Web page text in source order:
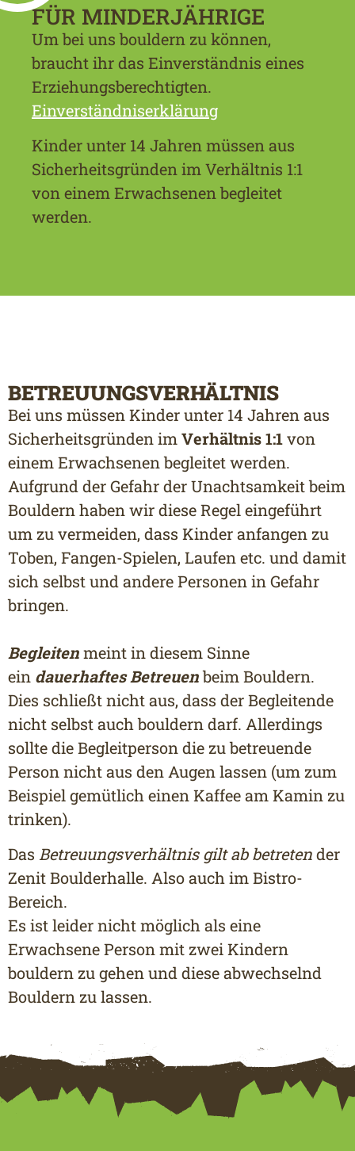
FÜR MINDERJÄHRIGE
Um bei uns bouldern zu können,
braucht ihr das Einverständnis eines
Erziehungsberechtigten.
Einverständniserklärung
Kinder unter 14 Jahren müssen aus
Sicherheitsgründen im Verhältnis 1:1
von einem Erwachsenen begleitet
werden.
BETREUUNGSVERHÄLTNIS
Bei uns müssen Kinder unter 14 Jahren aus
Sicherheitsgründen imVerhältnis 1:1von
einem Erwachsenen begleitet werden.
Aufgrund der Gefahr der Unachtsamkeit beim
Bouldern haben wir diese Regel eingeführt
um zu vermeiden, dass Kinder anfangen zu
Toben, Fangen-Spielen, Laufen etc. und damit
sich selbst und andere Personen in Gefahr
bringen.
Begleitenmeint in diesem Sinne
ein dauerhaftes Betreuenbeim Bouldern.
Dies schließt nicht aus, dass der Begleitende
nicht selbst auch bouldern darf. Allerdings
sollte die Begleitperson die zu betreuende
Person nicht aus den Augen lassen (um zum
Beispiel gemütlich einen Kaffee am Kamin zu
trinken).
Das Betreuungsverhältnis gilt ab betretender
Zenit Boulderhalle. Also auch im Bistro-
Bereich.
Es ist leider nicht möglich als eine
Erwachsene Person mit zwei Kindern
bouldern zu gehen und diese abwechselnd
Bouldern zu lassen.